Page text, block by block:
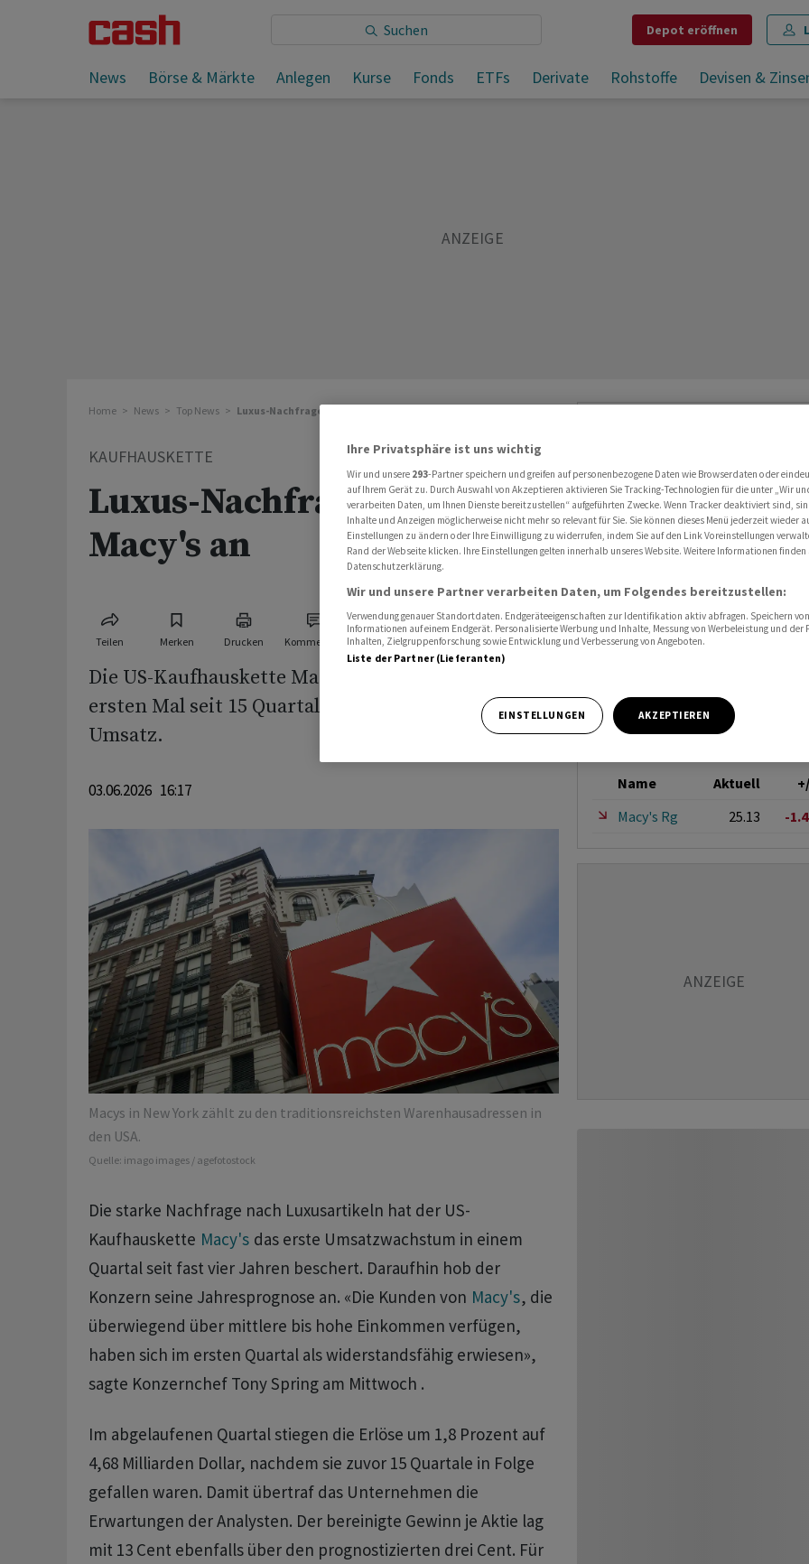
Depot eröffnen
News Börse & Märkte Anlegen Kurse Fonds ETFs Derivate Rohstoffe Devisen &
Sie lesen: Luxus-Nachfrage schiebt Macy's an
Teilen Merken Drucken Kommentare
Home News Top News Luxus-Nachfrage schiebt Macy's an
KAUFHAUSKETTE
Luxus-Nachfrage schiebt
Macy's an
Teilen Merken Drucken Kommentare
Die US-Kaufhauskette Macy's verzeichnet zum
ersten Mal seit 15 Quartalen wieder wachsenden
Umsatz.
03.06.2026 16:17
Macys in New York zählt zu den traditionsreichsten Warenhausadressen in
den USA.
Quelle: imago images / agefotostock
Die starke Nachfrage nach Luxusartikeln hat der US-
Kaufhauskette Macy's das erste Umsatzwachstum in einem
Quartal seit fast ‌vier ⁠Jahren beschert. Daraufhin hob der
Konzern seine Jahresprognose an. «Die Kunden von Macy's, ⁠die
überwiegend über mittlere bis hohe Einkommen verfügen,
haben sich im ersten Quartal ‌als widerstandsfähig erwiesen»,
sagte Konzernchef Tony Spring ‌am Mittwoch .
Im abgelaufenen Quartal stiegen ​die Erlöse um 1,8 Prozent auf
4,68 Milliarden Dollar, nachdem sie zuvor 15 Quartale in Folge
gefallen waren. Damit übertraf das Unternehmen die
Erwartungen der Analysten. Der bereinigte Gewinn je Aktie lag
mit ‌13 Cent ebenfalls über den prognostizierten drei Cent. Für
Name Aktuell
Macy's Rg
25.13 -
Ihre Privatsphäre ist uns wichtig
Wir und unsere 293-Partner speichern und greifen auf personenbezogene Daten wie Browserdaten oder
auf Ihrem Gerät zu. Durch Auswahl von Akzeptieren aktivieren Sie Tracking-Technologien für die unter „Wir
verarbeiten Daten, um Ihnen Dienste bereitzustellen“ aufgeführten Zwecke. Wenn Tracker deaktiviert sind,
Inhalte und Anzeigen möglicherweise nicht mehr so relevant für Sie. Sie können dieses Menü jederzeit wieder
Einstellungen zu ändern oder Ihre Einwilligung zu widerrufen, indem Sie auf den Link Voreinstellungen
Rand der Webseite klicken. Ihre Einstellungen gelten innerhalb unseres Website. Weitere Informationen finden
Datenschutzerklärung.
Wir und unsere Partner verarbeiten Daten, um Folgendes bereitzustellen:
Verwendung genauer Standortdaten. Endgeräteeigenschaften zur Identifikation aktiv abfragen. Speichern
Informationen auf einem Endgerät. Personalisierte Werbung und Inhalte, Messung von Werbeleistung und der
Inhalten, Zielgruppenforschung sowie Entwicklung und Verbesserung von Angeboten.
Liste der Partner (Lieferanten)
EINSTELLUNGEN AKZEPTIEREN